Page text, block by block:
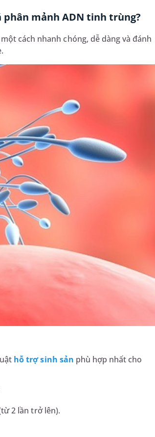
mảnh ADN tinh trùng?
cách nhanh chóng, dễ dàng và đánh
hỗ trợ sinh sản phù hợp nhất cho
2 lần trở lên).